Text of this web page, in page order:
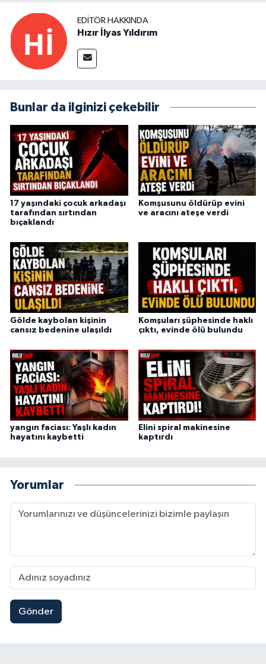
EDITÖR HAKKINDA
Hızır İlyas Yıldırım
Bunlar da ilginizi çekebilir
17 yaşındaki çocuk arkadaşı
tarafından sırtından
bıçaklandı
Komşusunu öldürüp evini
ve aracını ateşe verdi
Gölde kaybolan kişinin
cansız bedenine ulaşıldı
Komşuları şüphesinde haklı
çıktı, evinde ölü bulundu
yangın faciası: Yaşlı kadın
hayatını kaybetti
Elini spiral makinesine
kaptırdı
Yorumlar
Gönder